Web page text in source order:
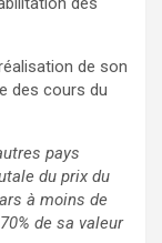
de son
des cours du
pays
du prix du
à moins de
de sa valeur